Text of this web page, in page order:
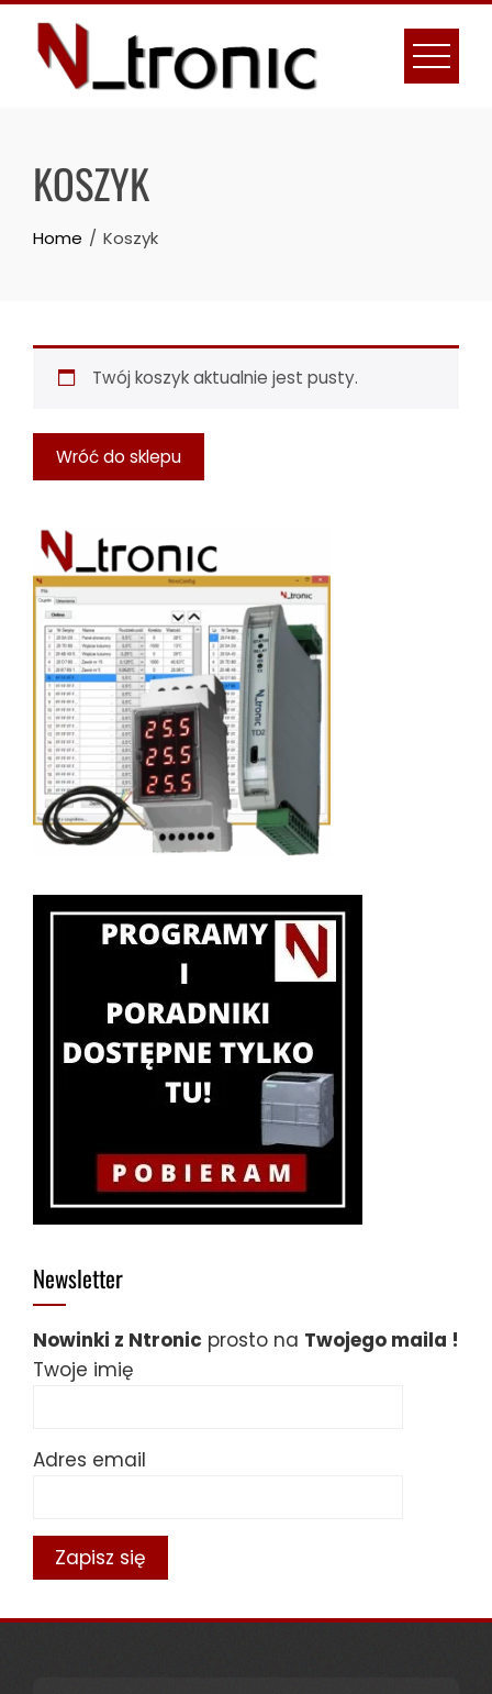
Skip
content
KOSZYK
Home Koszyk
Twój koszyk aktualnie jest pusty.
Wróć do sklepu
Newsletter
Nowinki z Ntronic prosto na Twojego maila !
Twoje imię
Adres email